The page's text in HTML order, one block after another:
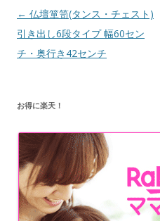
投
稿
ナ
ー
シ
ョ
ン
← 仏壇箪笥(タンス・チェスト)
引き出し6段タイプ 幅60セン
チ・奥行き42センチ
お得に楽天！